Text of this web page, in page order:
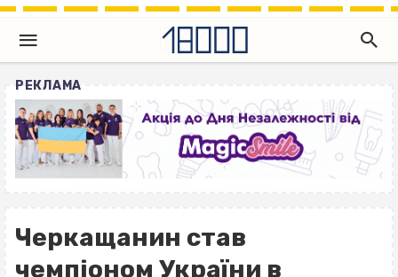
РЕКЛАМА
Черкащанин став
чемпіоном України в